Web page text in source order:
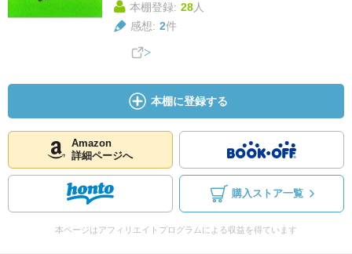
本棚登録: 28人
感想: 2件
本棚に登録する
Amazon
詳細ページへ
購入ストア一覧
本ページはアフィリエイトプログラムによる収益を得ています